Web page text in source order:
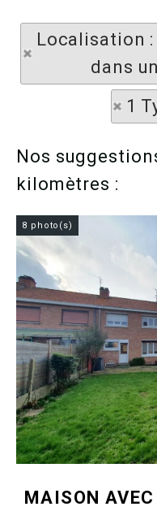
Localisation
dans
1
Nos
kilomètres :
8 photo(s)
MAISON